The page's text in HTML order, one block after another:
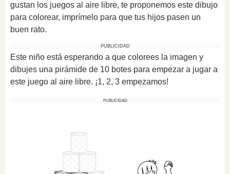
gustan los juegos al aire libre, te proponemos este dibujo
para colorear, imprímelo para que tus hijos pasen un
buen rato.
PUBLICIDAD
Este niño está esperando a que colorees la imagen y
dibujes una pirámide de 10 botes para empezar a jugar a
este juego al aire libre. ¡1, 2, 3 empezamos!
PUBLICIDAD